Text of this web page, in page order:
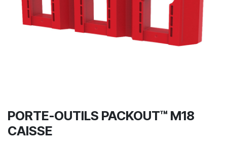
PORTE-OUTILS PACKOUT™ M18
CAISSE